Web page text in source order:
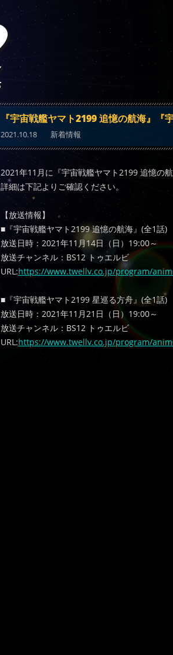
『宇宙戦艦ヤマト2199 追憶の航海』『
2021.10.18 新着情報
2021年11月に『宇宙戦艦ヤマト2199 追憶の
詳細は下記よりご確認ください。
【放送情報】
■『宇宙戦艦ヤマト2199 追憶の航海』(全1話)
放送日時：2021年11月14日（日）19:00～
放送チャンネル：BS12 トゥエルビ
URL:https://www.twellv.co.jp/program/
■『宇宙戦艦ヤマト2199 星巡る方舟』(全1話)
放送日時：2021年11月21日（日）19:00～
放送チャンネル：BS12 トゥエルビ
URL:https://www.twellv.co.jp/program/